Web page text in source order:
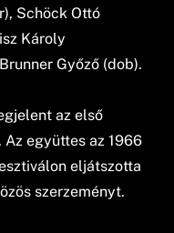
Schöck Ottó
Károly
Győző (dob).
az első
együttes az 1966
eljátszotta
szerzeményt.